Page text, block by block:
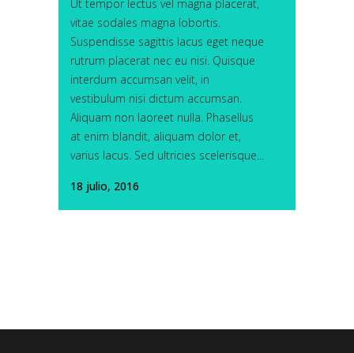
Ut tempor lectus vel magna placerat,
vitae sodales magna lobortis.
Suspendisse sagittis lacus eget neque
rutrum placerat nec eu nisi. Quisque
interdum accumsan velit, in
vestibulum nisi dictum accumsan.
Aliquam non laoreet nulla. Phasellus
at enim blandit, aliquam dolor et,
varius lacus. Sed ultricies scelerisque...
18 julio, 2016